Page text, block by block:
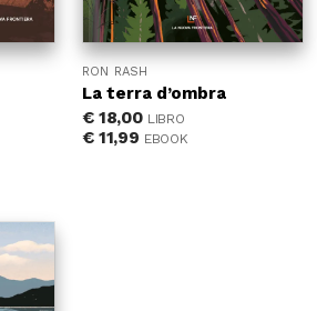
RON RASH
La terra d’ombra
€18,00 LIBRO
€11,99 EBOOK